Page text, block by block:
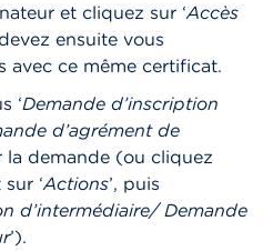
et cliquez sur ‘Accès
ensuite vous
avec ce même certificat.
‘Demande d’inscription
d’agrément de
la demande (ou cliquez
‘Actions’, puis
d’intermédiaire/ Demande
’).